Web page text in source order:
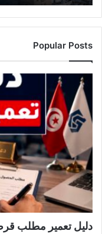
Popular Posts
دليل تعمير مطلب